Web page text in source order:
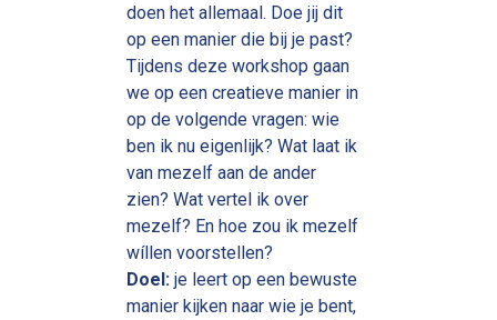
doen het allemaal. Doe jij dit
op een manier die bij je past?
Tijdens deze workshop gaan
we op een creatieve manier in
op de volgende vragen: wie
ben ik nu eigenlijk? Wat laat ik
van mezelf aan de ander
zien? Wat vertel ik over
mezelf? En hoe zou ik mezelf
wíllen voorstellen?
Doel: je leert op een bewuste
manier kijken naar wie je bent,